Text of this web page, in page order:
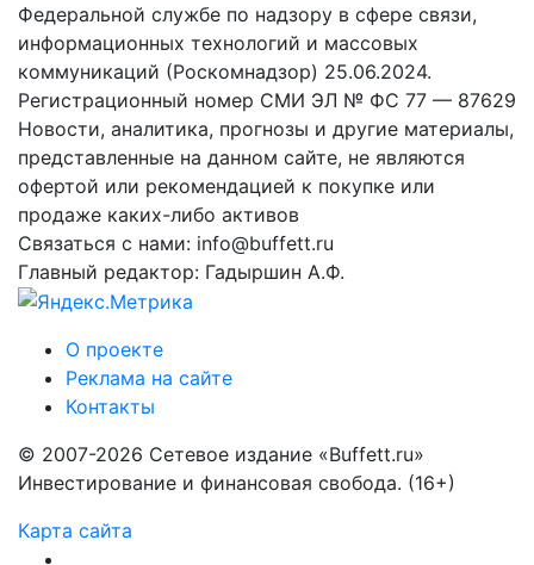
Федеральной службе по надзору в сфере связи,
информационных технологий и массовых
коммуникаций (Роскомнадзор) 25.06.2024.
Регистрационный номер СМИ ЭЛ № ФС 77 — 87629
Новости, аналитика, прогнозы и другие материалы,
представленные на данном сайте, не являются
офертой или рекомендацией к покупке или
продаже каких-либо активов
Связаться с нами: info@buffett.ru
Главный редактор: Гадыршин А.Ф.
О проекте
Реклама на сайте
Контакты
© 2007-2026 Сетевое издание «Buffett.ru»
Инвестирование и финансовая свобода. (16+)
Карта сайта